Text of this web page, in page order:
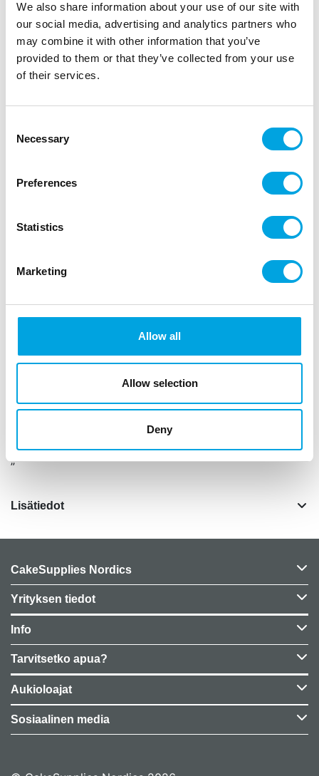
We also share information about your use of our site with
our social media, advertising and analytics partners who
may combine it with other information that you’ve
provided to them or that they’ve collected from your use
of their services.
Selection
Necessary
Preferences
Statistics
Marketing
Allow all
Allow selection
Deny
Tuotetunnus (SKU): 337022 | Tuotemerkki: STAEDTER
| Pakkauskoko: 12 | Myyntiyksikkö: 12
Söpöt muffinivuoat!
nt
nt
nttväri violetti-pilkullinen ja raidallinen
nt
nt
n
”
Lisätiedot
CakeSupplies Nordics
Yrityksen tiedot
Info
Tarvitsetko apua?
Aukioloajat
Sosiaalinen media